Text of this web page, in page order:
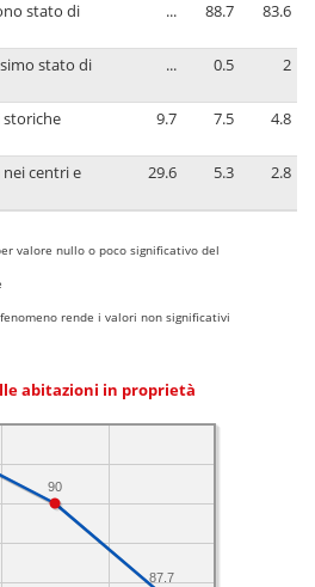
stato di
... 88.7 83.6
stato di
... 0.5 2
storiche
9.7 7.5 4.8
centri e
29.6 5.3 2.8
valore nullo o poco significativo del
rende i valori non significativi
abitazioni in proprietà
87.7
90